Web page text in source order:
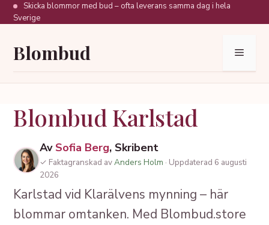
Hoppa
till
Skicka blommor med bud – ofta leverans samma dag i hela
Sverige
Blombud Meny
Blombud Karlstad
Av Sofia Berg, Skribent
✓ Faktagranskad avAnders Holm · Uppdaterad 6 augusti
2026
Karlstad vid Klarälvens mynning – här
blommar omtanken. Med Blombud.store